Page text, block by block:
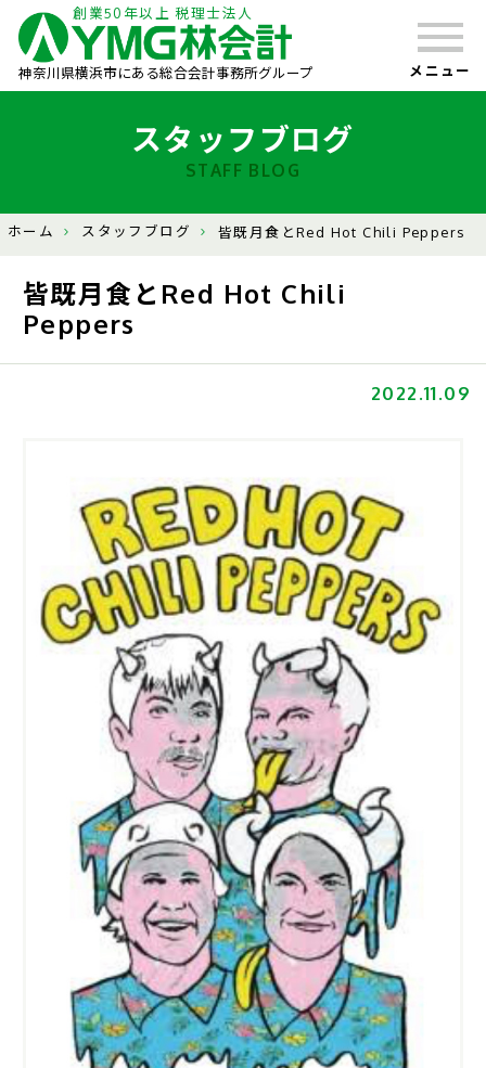
創業50年以上 税理士法人
神奈川県横浜市にある総合会計事務所グループ メニュー
スタッフブログ
STAFF BLOG
ホーム スタッフブログ 皆既月食とRed Hot Chili Peppers
皆既月食とRed Hot Chili
Peppers
2022.11.09